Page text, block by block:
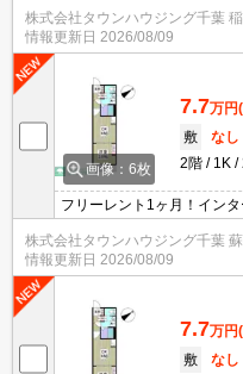
株式会社タウンハウジング千葉
情報更新日 2026/08/09
画像：6枚
7.7万円
敷
なし
2階
1K
フリーレント1ヶ月！インタ
株式会社タウンハウジング千葉
情報更新日 2026/08/09
7.7万円
敷
なし